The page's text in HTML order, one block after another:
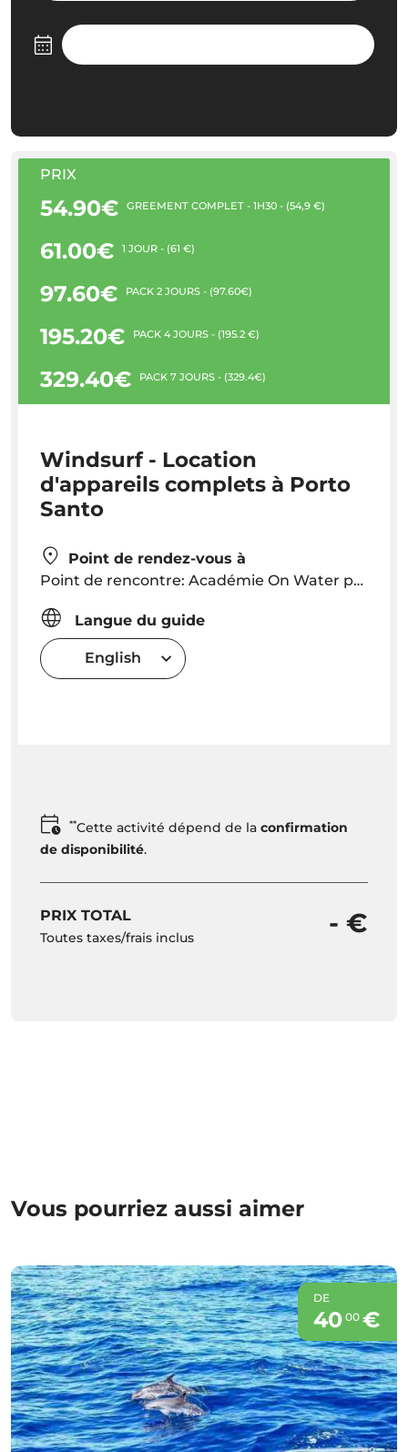
PRIX
54.90€ GRÉEMENT COMPLET - 1H30 - (54,9 €)
61.00€ 1 JOUR - (61 €)
97.60€ PACK 2 JOURS - (97.60€)
195.20€ PACK 4 JOURS - (195.2 €)
329.40€ PACK 7 JOURS - (329.4€)
Windsurf - Location
d'appareils complets à Porto
Santo
Point de rendez-vous à
Point de rencontre: Académie On Water près de l'hôtel Luamar
Langue du guide
English
**Cette activité dépend de la confirmation
de disponibilité.
PRIX TOTAL
Toutes taxes/frais inclus - €
Vous pourriez aussi aimer
DE
40 00€